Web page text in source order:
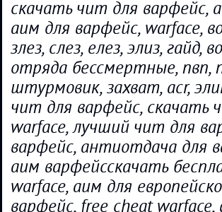
скачать чит для варфейс,
аим для варфейс, warface,
злез, слез, елез, элиз, гайд,
отряда бессмертные, пвп,
штурмовик, захват, acr,
чит для варфейс, скачать
warface, лучший чит для
варфейс, антиотдача для
аим варфейсскачать
warface, аим для
варфейс, free cheat